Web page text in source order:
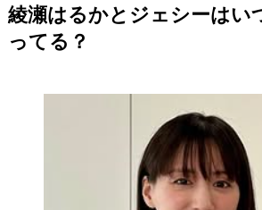
綾瀬はるかとジェシーはい
ってる？